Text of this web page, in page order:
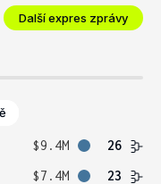
Další expres zprávy
$9.4M
26
$7.4M 23